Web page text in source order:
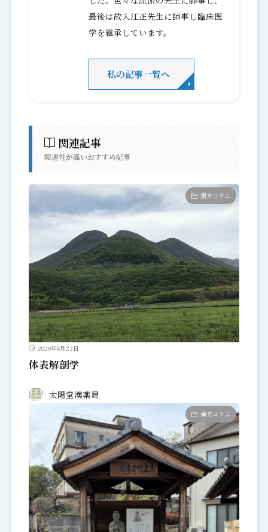
最後は故入江正先生に師事し臨床医
学を継承しています。
私の記事一覧へ
関連記事
関連性が高いおすすめ記事
漢方コラム
2020年8月22日
体表解剖学
太陽堂漢薬局
漢方コラム